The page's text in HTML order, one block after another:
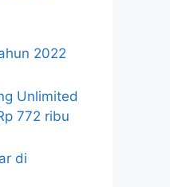
2022
Unlimited
772 ribu
di